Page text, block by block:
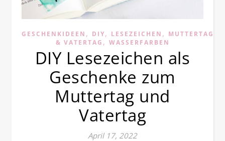
GESCHENKIDEEN , DIY, LESEZEICHEN , MUTTERTAG
& VATERTAG , WASSERFARBEN
DIY Lesezeichen als
Geschenke zum
Muttertag und
Vatertag
April 17, 2022